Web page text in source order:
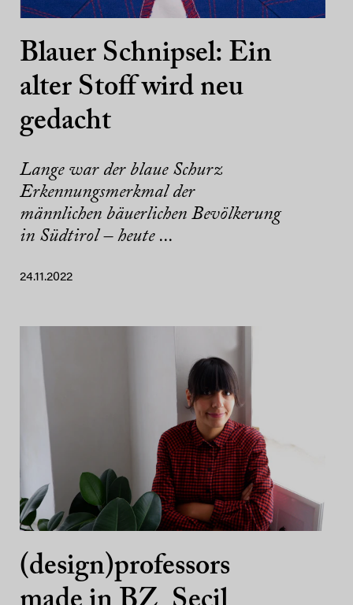
Blauer Schnipsel: Ein
alter Stoff wird neu
gedacht
Lange war der blaue Schurz
Erkennungsmerkmal der
männlichen bäuerlichen Bevölkerung
in Südtirol – heute ...
24.11.2022
(design)professors